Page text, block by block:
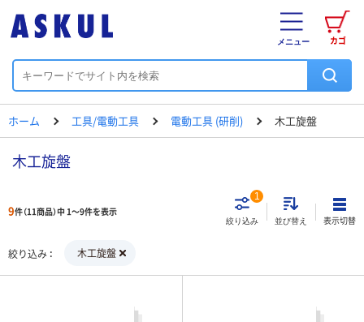
カゴ
メニュー
ホーム 工具/電動工具 電動工具 (研削) 木工旋盤
木工旋盤
9件（11商品）中 1～9件を表示
絞り込み
1
並び替え 表示切替
絞り込み 木工旋盤